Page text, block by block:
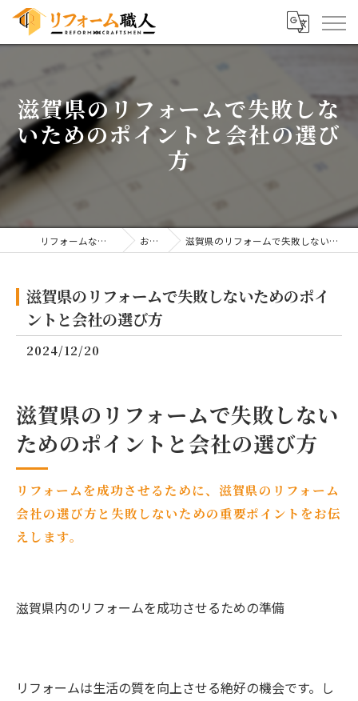
滋賀県のリフォームで失敗しな
いためのポイントと会社の選び
方
リフォームならリフォーム職人 お知らせ 滋賀県のリフォームで失敗しないためのポイントと会社の選び方
滋賀県のリフォームで失敗しないためのポイ
ントと会社の選び方
2024/12/20
滋賀県のリフォームで失敗しない
ためのポイントと会社の選び方
リフォームを成功させるために、滋賀県のリフォーム
会社の選び方と失敗しないための重要ポイントをお伝
えします。
滋賀県内のリフォームを成功させるための準備
リフォームは生活の質を向上させる絶好の機会です。し